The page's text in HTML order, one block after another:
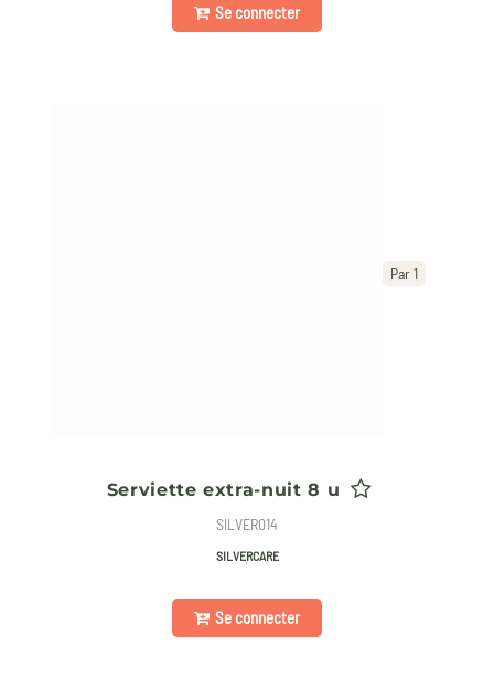
Se connecter
Par 1
Serviette extra-nuit 8 u
SILVER014
SILVERCARE
Se connecter